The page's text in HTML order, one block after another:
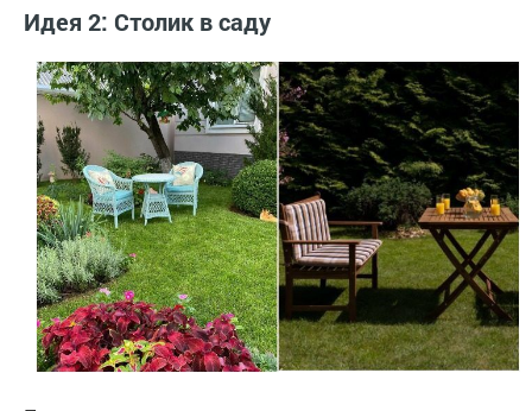
Идея 2: Столик в саду